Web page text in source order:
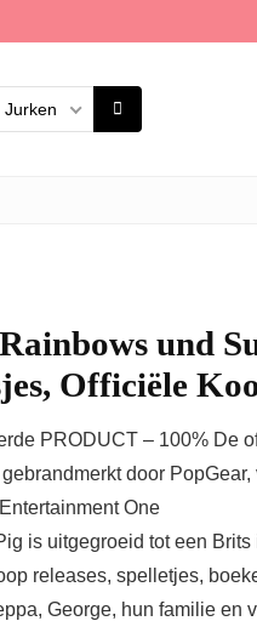
Jurken
und
Officiële
PRODUCT – 100% De
door
One
is uitgegroeid tot een
releases, spelletjes,
George, hun familie en